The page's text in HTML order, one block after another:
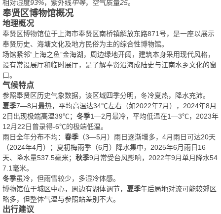
相对湿度93%，紫外线中等，空气质量25。
奉贤区博物馆概况
地理概况
奉贤区博物馆位于上海市奉贤区南桥镇解放东路871号，是一座以展示
奉贤历史、海塘文化及地方民俗为主的综合性博物馆。
场馆紧邻“上海之鱼”金海湖，周边绿地开阔，建筑本身采用现代风格，
设有常设展厅和临时展厅，是了解奉贤沿海成陆史与江南水乡文化的窗
口。
气候特点
参照奉贤区历史气象数据，该区域四季分明，冬冷夏热，降水充沛。
夏季7—8月最热，平均高温达34℃左右（如2022年7月），2024年8月
2日出现极端高温39℃； 冬季1—2月最冷，平均低温在1—3℃，2023年
12月22日曾录得-6℃的极端低温。
雨日全年分布不均： 春季 （3—5月）雨日逐渐增多，4月雨日可达20天
（2024年4月）；夏初梅雨季（6月）降水集中，2025年6月雨日16
天、降水量537.5毫米； 秋季9月常受台风影响，2022年9月单月降水54
7.1毫米。
冬季虽冷，但雨雪较少，多湿冷体感。
博物馆位于城区中心，周边有湖体调节， 夏季午后局地对流可能较郊区
略多，但整体气温与参照站差别不大。
出行建议